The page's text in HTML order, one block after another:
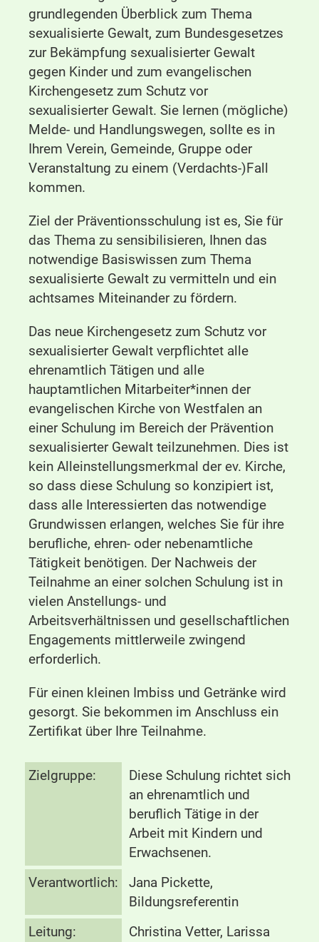
grundlegenden Überblick zum Thema
sexualisierte Gewalt, zum Bundesgesetzes
zur Bekämpfung sexualisierter Gewalt
gegen Kinder und zum evangelischen
Kirchengesetz zum Schutz vor
sexualisierter Gewalt. Sie lernen (mögliche)
Melde- und Handlungswegen, sollte es in
Ihrem Verein, Gemeinde, Gruppe oder
Veranstaltung zu einem (Verdachts-)Fall
kommen.
Ziel der Präventionsschulung ist es, Sie für
das Thema zu sensibilisieren, Ihnen das
notwendige Basiswissen zum Thema
sexualisierte Gewalt zu vermitteln und ein
achtsames Miteinander zu fördern.
Das neue Kirchengesetz zum Schutz vor
sexualisierter Gewalt verpflichtet alle
ehrenamtlich Tätigen und alle
hauptamtlichen Mitarbeiter*innen der
evangelischen Kirche von Westfalen an
einer Schulung im Bereich der Prävention
sexualisierter Gewalt teilzunehmen. Dies ist
kein Alleinstellungsmerkmal der ev. Kirche,
so dass diese Schulung so konzipiert ist,
dass alle Interessierten das notwendige
Grundwissen erlangen, welches Sie für ihre
berufliche, ehren- oder nebenamtliche
Tätigkeit benötigen. Der Nachweis der
Teilnahme an einer solchen Schulung ist in
vielen Anstellungs- und
Arbeitsverhältnissen und gesellschaftlichen
Engagements mittlerweile zwingend
erforderlich.
Für einen kleinen Imbiss und Getränke wird
gesorgt. Sie bekommen im Anschluss ein
Zertifikat über Ihre Teilnahme.
Zielgruppe:
Diese Schulung richtet sich
an ehrenamtlich und
beruflich Tätige in der
Arbeit mit Kindern und
Erwachsenen.
Verantwortlich:
Jana Pickette,
Bildungsreferentin
Leitung:
Christina Vetter, Larissa